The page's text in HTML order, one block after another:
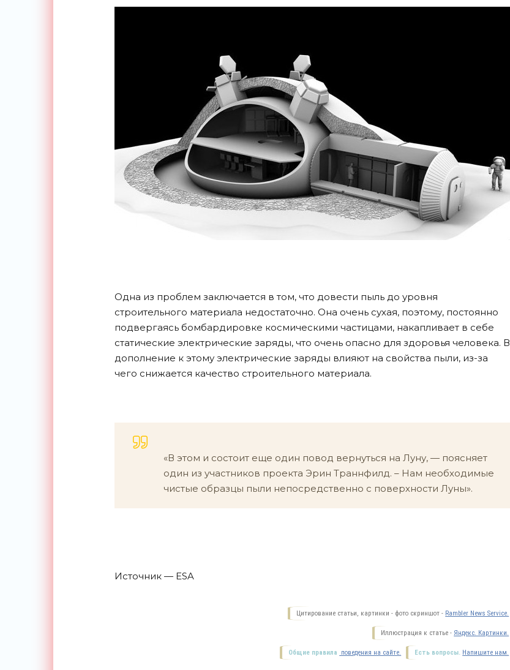
Одна из проблем заключается в том, что довести пыль до уровня
строительного материала недостаточно. Она очень сухая, поэтому, постоянно
подвергаясь бомбардировке космическими частицами, накапливает в себе
статические электрические заряды, что очень опасно для здоровья человека. В
дополнение к этому электрические заряды влияют на свойства пыли, из-за
чего снижается качество строительного материала.
«В этом и состоит еще один повод вернуться на Луну, — поясняет
один из участников проекта Эрин Траннфилд. – Нам необходимые
чистые образцы пыли непосредственно с поверхности Луны».
Источник — ESA
Цитирование статьи, картинки - фото скриншот - Rambler News Service.
Иллюстрация к статье - Яндекс. Картинки.
Есть вопросы. Напишите нам.
Общие правила поведения на сайте.